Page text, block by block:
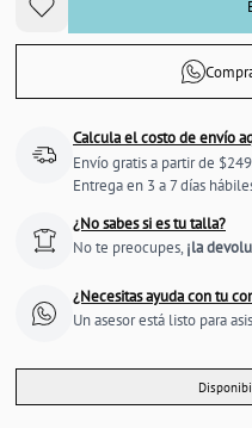
Calcula el costo de envío
Envío gratis a partir de
Entrega en 3 a 7 días
¿No sabes si es tu talla?
No te preocupes, ¡la
¿Necesitas ayuda con tu
Un asesor está listo para